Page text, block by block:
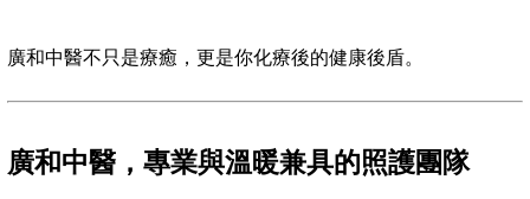
廣和中醫不只是療癒，更是你化療後的健康後盾。
廣和中醫，專業與溫暖兼具的照護團隊